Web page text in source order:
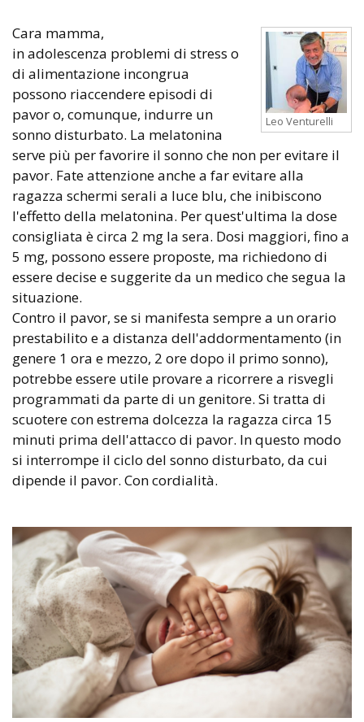
Leo Venturelli
Cara mamma,
in adolescenza problemi di stress o
di alimentazione incongrua
possono riaccendere episodi di
pavor o, comunque, indurre un
sonno disturbato. La melatonina
serve più per favorire il sonno che non per evitare il
pavor. Fate attenzione anche a far evitare alla
ragazza schermi serali a luce blu, che inibiscono
l'effetto della melatonina. Per quest'ultima la dose
consigliata è circa 2 mg la sera. Dosi maggiori, fino a
5 mg, possono essere proposte, ma richiedono di
essere decise e suggerite da un medico che segua la
situazione.
Contro il pavor, se si manifesta sempre a un orario
prestabilito e a distanza dell'addormentamento (in
genere 1 ora e mezzo, 2 ore dopo il primo sonno),
potrebbe essere utile provare a ricorrere a risvegli
programmati da parte di un genitore. Si tratta di
scuotere con estrema dolcezza la ragazza circa 15
minuti prima dell'attacco di pavor. In questo modo
si interrompe il ciclo del sonno disturbato, da cui
dipende il pavor. Con cordialità.